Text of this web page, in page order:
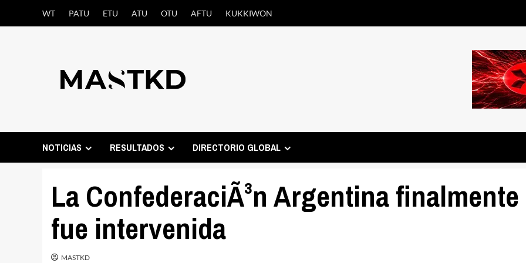
WT PATU ETU ATU OTU AFTU KUKKIWON
NOTICIAS RESULTADOS DIRECTORIO GLOBAL
La ConfederaciÃ³n Argentina finalmente
fue intervenida
MASTKD